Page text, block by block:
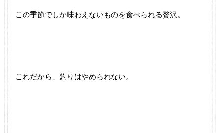
この季節でしか味わえないものを食べられる贅沢。
これだから、釣りはやめられない。